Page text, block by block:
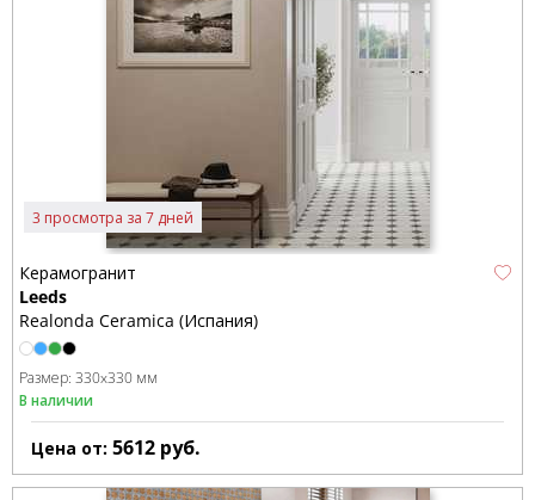
3 просмотра за 7 дней
Керамогранит
Leeds
Realonda Ceramica (Испания)
Размер: 330x330 мм
В наличии
Цена от: 5612 руб.